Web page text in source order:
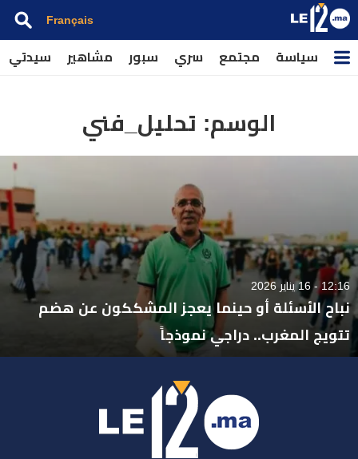
Français
سياسة مجتمع سري سبور مشاهير سيدتي
الوسم: تحليل_فني
12:16 - 16 يناير 2026
نباح الأسئلة أو حينما يعجز المشككون عن هضم
تتويج المغرب.. دراجي نموذجاً